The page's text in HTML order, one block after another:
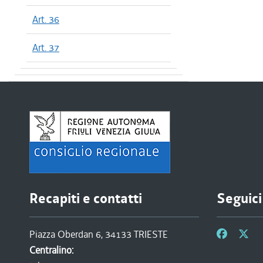
Art. 36
Art. 37
Recapiti e contatti
Piazza Oberdan 6, 34133 TRIESTE
Centralino: